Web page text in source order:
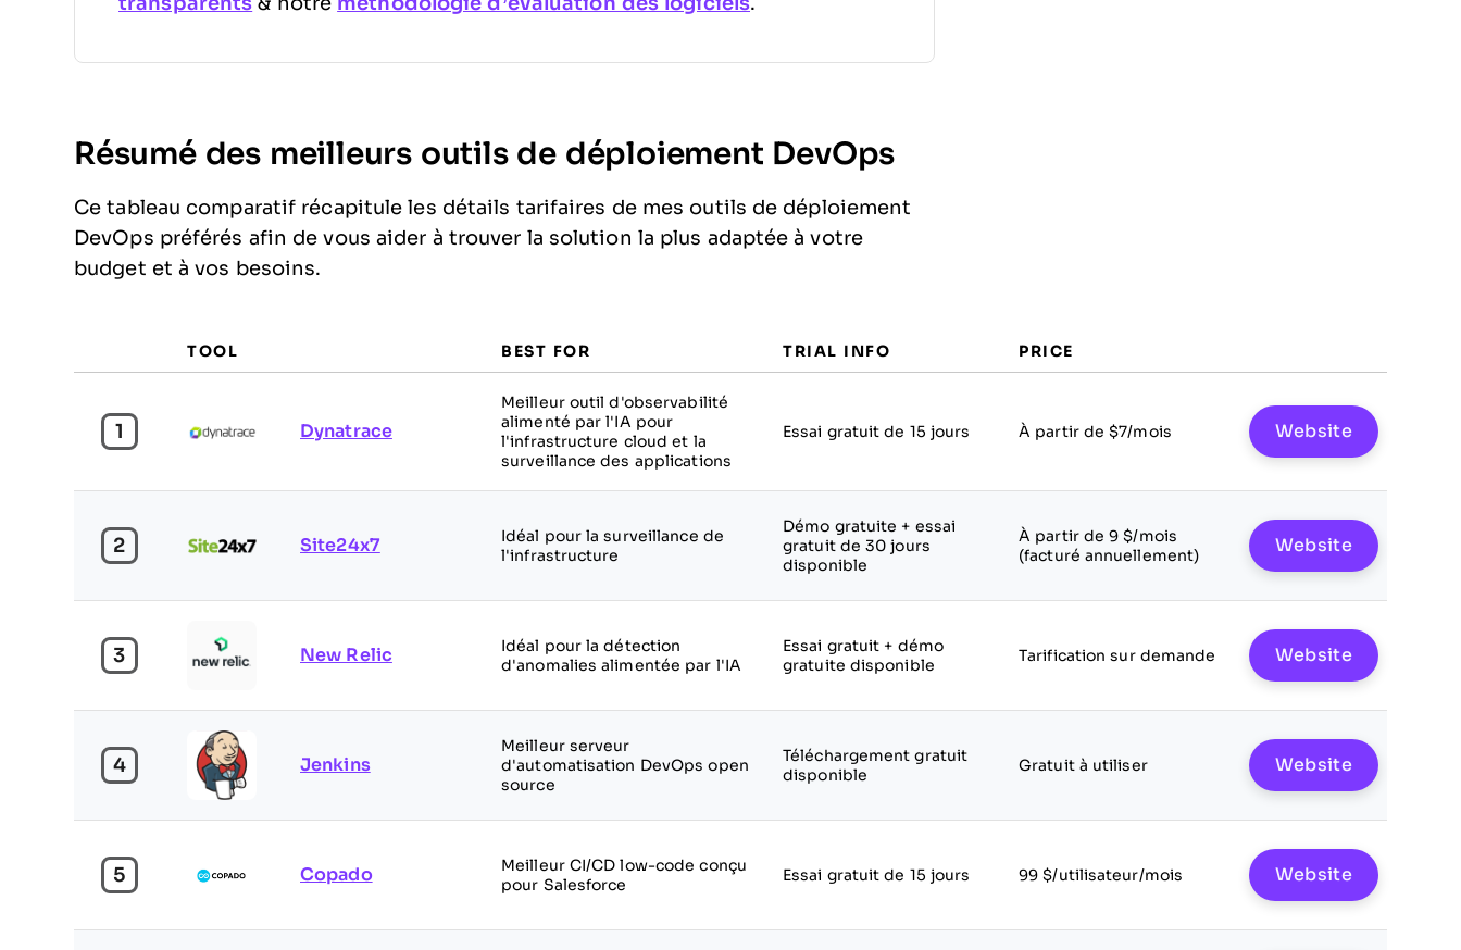
Résumé des meilleurs outils de déploiement DevOps
Ce tableau comparatif récapitule les détails tarifaires de mes outils de déploiement
DevOps préférés afin de vous aider à trouver la solution la plus adaptée à votre
budget et à vos besoins.
TOOL BEST FOR TRIAL INFO PRICE
1 Dynatrace
Meilleur outil d'observabilité
alimenté par l'IA pour
l'infrastructure cloud et la
surveillance des applications
Essai gratuit de 15 jours À partir de $7/mois Website
2 Site24x7
Idéal pour la surveillance de
l'infrastructure
Démo gratuite + essai
gratuit de 30 jours
disponible
À partir de 9 $/mois
(facturé annuellement)
Website
3 New Relic
Idéal pour la détection
d'anomalies alimentée par l'IA
Essai gratuit + démo
gratuite disponible
Tarification sur demande Website
4 Jenkins
Meilleur serveur
d'automatisation DevOps open
source
Téléchargement gratuit
disponible
Gratuit à utiliser Website
5 Copado
Meilleur CI/CD low-code conçu
pour Salesforce
Essai gratuit de 15 jours 99 $/utilisateur/mois Website